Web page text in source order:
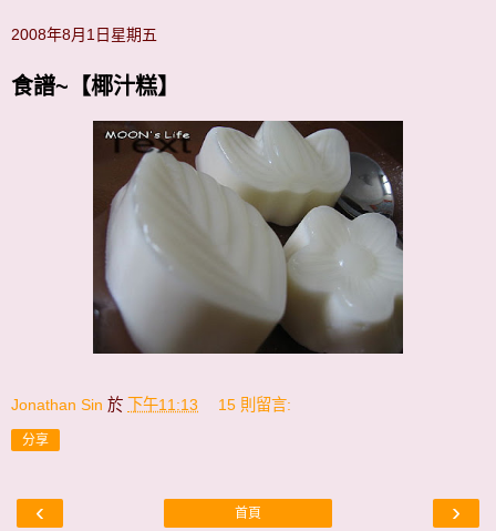
2008年8月1日星期五
食譜~【椰汁糕】
Jonathan Sin 於 下午11:13 15 則留言:
分享
‹ ›
首頁